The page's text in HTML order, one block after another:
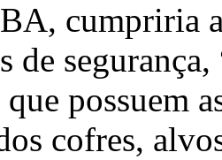
cumpriria
de
possuem
cofres,